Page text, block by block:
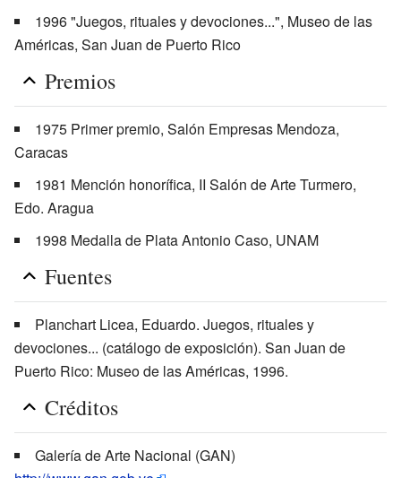
1996 "Juegos, rituales y devociones...", Museo de las
Américas, San Juan de Puerto Rico
Premios
1975 Primer premio, Salón Empresas Mendoza,
Caracas
1981 Mención honorífica, II Salón de Arte Turmero,
Edo. Aragua
1998 Medalla de Plata Antonio Caso, UNAM
Fuentes
Planchart Licea, Eduardo. Juegos, rituales y
devociones... (catálogo de exposición). San Juan de
Puerto Rico: Museo de las Américas, 1996.
Créditos
Galería de Arte Nacional (GAN)